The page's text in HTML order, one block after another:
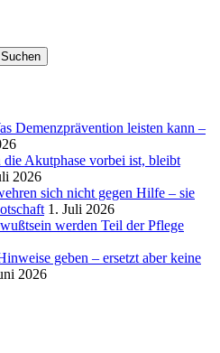
Demenzprävention leisten kann –
Akutphase vorbei ist, bleibt
2026
sich nicht gegen Hilfe – sie
1. Juli 2026
werden Teil der Pflege
geben – ersetzt aber keine
2026